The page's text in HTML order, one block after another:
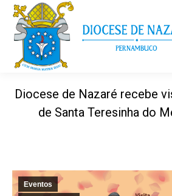
Diocese de Nazaré recebe
de Santa Teresinha do
Eventos